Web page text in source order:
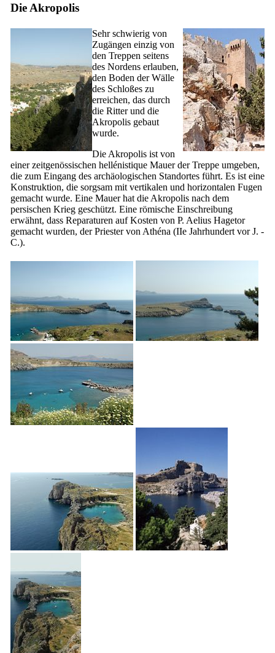
Die Akropolis
Sehr schwierig von
Zugängen einzig von
den Treppen seitens
des Nordens erlauben,
den Boden der Wälle
des Schloßes zu
erreichen, das durch
die Ritter und die
Akropolis gebaut
wurde.
Die Akropolis ist von
einer zeitgenössischen hellénistique Mauer der Treppe umgeben,
die zum Eingang des archäologischen Standortes führt. Es ist eine
Konstruktion, die sorgsam mit vertikalen und horizontalen Fugen
gemacht wurde. Eine Mauer hat die Akropolis nach dem
persischen Krieg geschützt. Eine römische Einschreibung
erwähnt, dass Reparaturen auf Kosten von P. Aelius Hagetor
gemacht wurden, der Priester von Athéna (IIe Jahrhundert vor J. -
C.).